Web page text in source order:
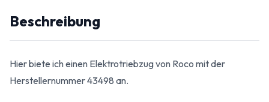
Beschreibung
Hier biete ich einen Elektrotriebzug von Roco mit der
Herstellernummer 43498 an.